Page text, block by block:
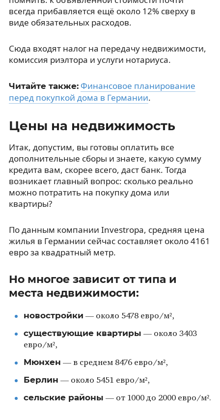
всегда прибавляется ещё около 12% сверху в
виде обязательных расходов.
Сюда входят налог на передачу недвижимости,
комиссия риэлтора и услуги нотариуса.
Читайте также: Финансовое планирование
перед покупкой дома в Германии.
Цены на недвижимость
Итак, допустим, вы готовы оплатить все
дополнительные сборы и знаете, какую сумму
кредита вам, скорее всего, даст банк. Тогда
возникает главный вопрос: сколько реально
можно потратить на покупку дома или
квартиры?
По данным компании Investropa, средняя цена
жилья в Германии сейчас составляет около 4161
евро за квадратный метр.
Но многое зависит от типа и
места недвижимости:
новостройки — около 5478 евро/м²,
существующие квартиры — около 3403
евро/м²,
Мюнхен — в среднем 8476 евро/м²,
Берлин — около 5451 евро/м²,
сельские районы — от 1000 до 2000 евро/м².